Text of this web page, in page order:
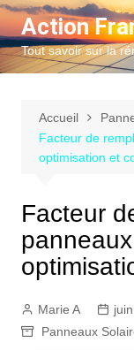
Aller
au
contenu
Action
Tout savoir sur la
Accueil
Facteur de
optimisation et
Facteur
Marie A
Panneaux